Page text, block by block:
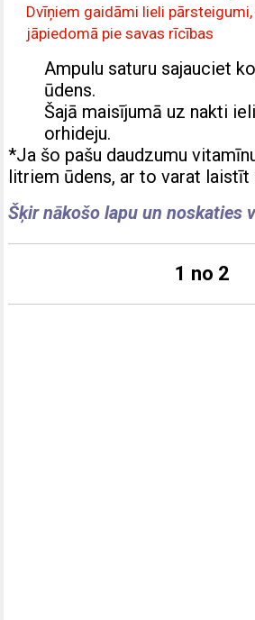
Dvīņiem gaidāmi lieli
jāpiedomā pie savas rīcības
Ampulu saturu sajauciet
ūdens.
Šajā maisījumā uz nakti
orhideju.
*Ja šo pašu daudzumu
litriem ūdens, ar to varat laistīt
Šķir nākošo lapu un noskaties
1 no 2